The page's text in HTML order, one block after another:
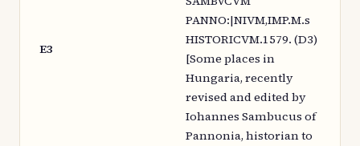
E3
PANNO:|NIVM,IMP.M.s
HISTORICVM.1579. (D3)
[Some places in
Hungaria, recently
revised and edited by
Iohannes Sambucus of
Pannonia, historian to